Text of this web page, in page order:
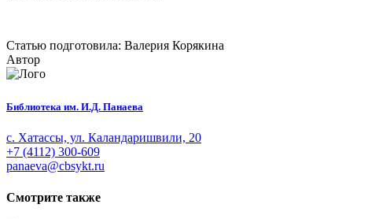
Статью подготовила: Валерия Корякина
Автор
Библиотека им. И.Д. Панаева
с. Хатассы, ул. Каландаришвили, 20
+7 (4112) 300-609
panaeva@cbsykt.ru
Смотрите также